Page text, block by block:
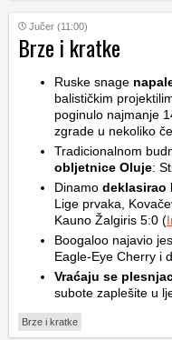
Jučer (11:00)
Brze i kratke
Ruske snage
balističkim
poginulo najmanje
zgrade u nekoliko
Tradicionalnom
obljetnice Oluje:
Dinamo deklasirao
Lige prvaka,
Kauno Žalgiris 5:0 (
Boogaloo najavio
Eagle-Eye Cherry i
Vraćaju se
subote zaplešite u
Brze i kratke